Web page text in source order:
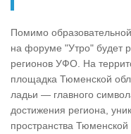
Помимо
на форуме "Утро" будет
регионов УФО. На
площадка Тюменской
ладьи — главного
достижения региона,
пространства